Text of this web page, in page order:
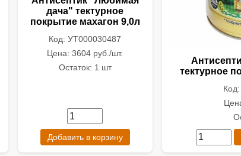
дача" тектурное
покрытие махагон 9,0л
Код: УТ000030487
Цена: 3604 руб./шт.
Остаток: 1 шт
Добавить в корзину
тектурное